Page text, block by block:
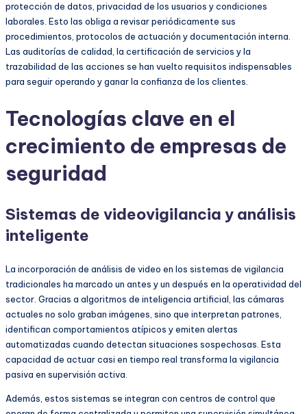
protección de datos, privacidad de los usuarios y condiciones
laborales. Esto las obliga a revisar periódicamente sus
procedimientos, protocolos de actuación y documentación interna.
Las auditorías de calidad, la certificación de servicios y la
trazabilidad de las acciones se han vuelto requisitos indispensables
para seguir operando y ganar la confianza de los clientes.
Tecnologías clave en el
crecimiento de empresas de
seguridad
Sistemas de videovigilancia y análisis
inteligente
La incorporación de análisis de video en los sistemas de vigilancia
tradicionales ha marcado un antes y un después en la operatividad del
sector. Gracias a algoritmos de inteligencia artificial, las cámaras
actuales no solo graban imágenes, sino que interpretan patrones,
identifican comportamientos atípicos y emiten alertas
automatizadas cuando detectan situaciones sospechosas. Esta
capacidad de actuar casi en tiempo real transforma la vigilancia
pasiva en supervisión activa.
Además, estos sistemas se integran con centros de control que